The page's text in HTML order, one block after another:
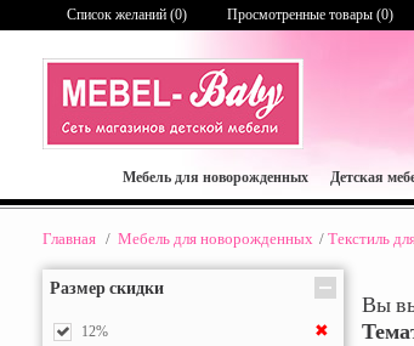
Список желаний (0) Просмотренные товары (0)
Мебель для новорожденных Детская
Главная / Мебель для новорожденных / Текстиль
Размер скидки
12% ✖
Вы